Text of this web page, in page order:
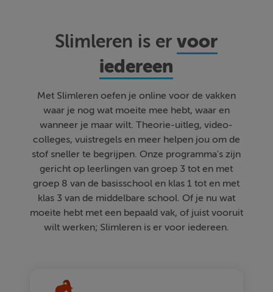
Slimleren is ervoor
iedereen
Met Slimleren oefen je online voor de vakken
waar je nog wat moeite mee hebt, waar en
wanneer je maar wilt. Theorie-uitleg, video-
colleges, vuistregels en meer helpen jou om de
stof sneller te begrijpen. Onze programma's zijn
gericht op leerlingen van groep 3 tot en met
groep 8 van de basisschool en klas 1 tot en met
klas 3 van de middelbare school. Of je nu wat
moeite hebt met een bepaald vak, of juist vooruit
wilt werken; Slimleren is er voor iedereen.